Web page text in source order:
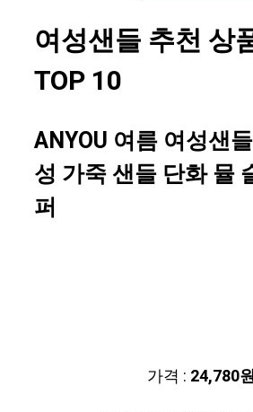
여성샌들 추천 상
TOP 10
ANYOU 여름 여성샌
성 가죽 샌들 단화 뮬
퍼
가격 : 24,780